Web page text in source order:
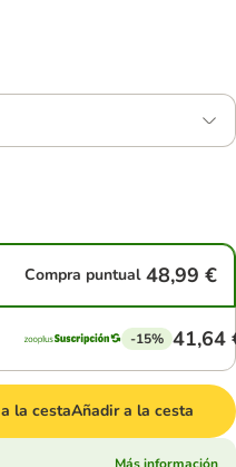
Compra puntual 48,99 €
-15% 41,64
la cestaAñadir a la cesta